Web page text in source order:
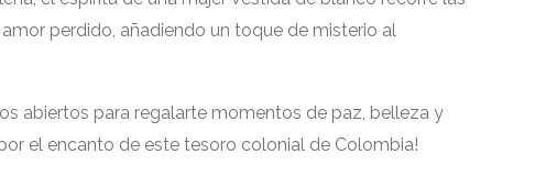
perdido, añadiendo un toque de misterio al
abiertos para regalarte momentos de paz, belleza y
el encanto de este tesoro colonial de Colombia!